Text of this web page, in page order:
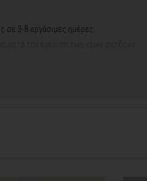
3-8 εργάσιμες ημέρες.
ή καλοκαιρινών διακοπών, μπορεί να